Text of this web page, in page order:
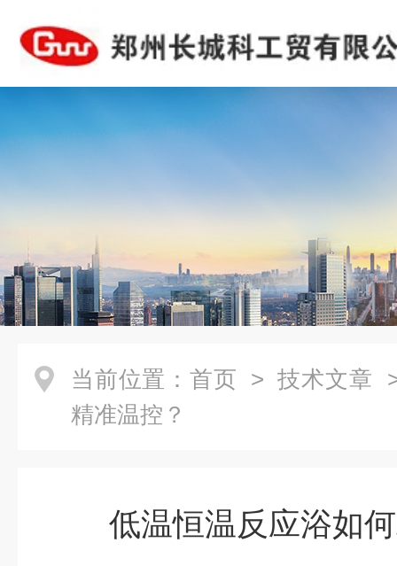
当前位置： 首页 > 技术文章
精准温控？
低温恒温反应浴如